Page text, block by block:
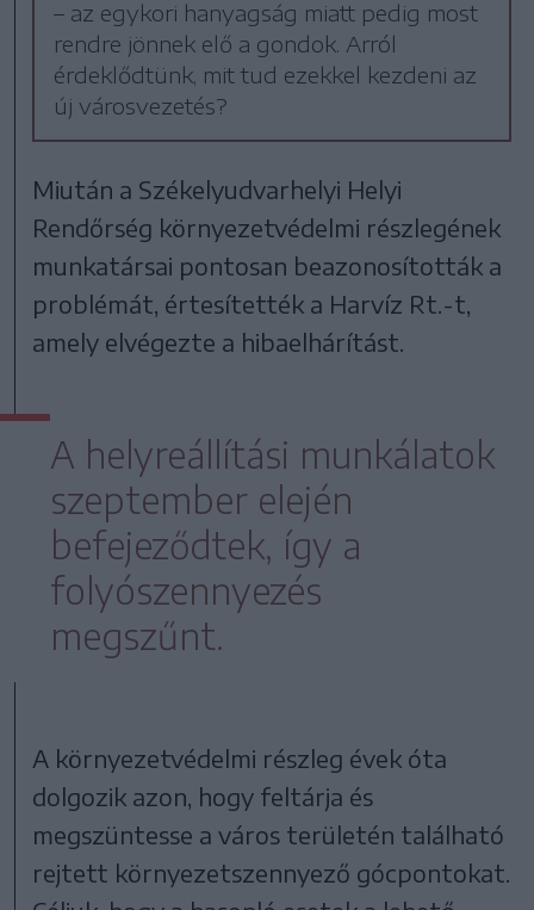
– az egykori hanyagság miatt pedig most
rendre jönnek elő a gondok. Arról
érdeklődtünk, mit tud ezekkel kezdeni az
új városvezetés?
Miután a Székelyudvarhelyi Helyi
Rendőrség környezetvédelmi részlegének
munkatársai pontosan beazonosították a
problémát, értesítették a Harvíz Rt.-t,
amely elvégezte a hibaelhárítást.
A helyreállítási munkálatok
szeptember elején
befejeződtek, így a
folyószennyezés
megszűnt.
A környezetvédelmi részleg évek óta
dolgozik azon, hogy feltárja és
megszüntesse a város területén található
rejtett környezetszennyező gócpontokat.